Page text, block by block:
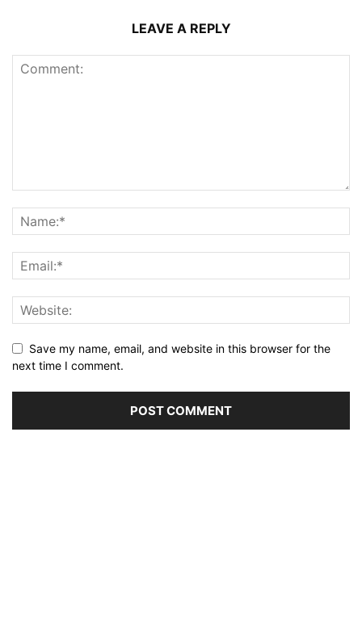
LEAVE A REPLY
Save my name, email, and website in this browser for the
next time I comment.